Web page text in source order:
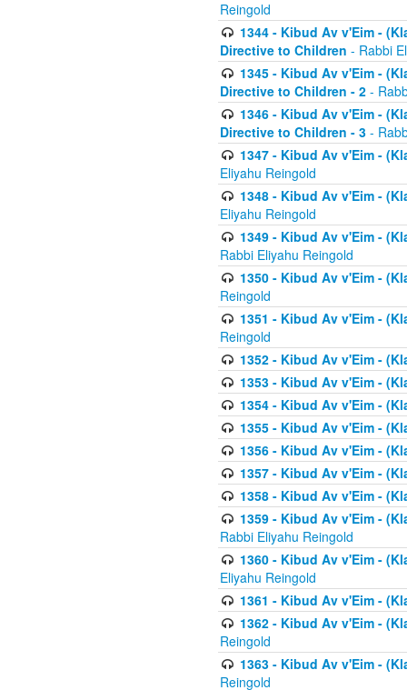
Reingold
1344 - Kibud Av v'Eim -
Directive to Children - Rabbi
1345 - Kibud Av v'Eim -
Directive to Children - 2 -
1346 - Kibud Av v'Eim -
Directive to Children - 3 -
1347 - Kibud Av v'Eim -
Eliyahu Reingold
1348 - Kibud Av v'Eim -
Eliyahu Reingold
1349 - Kibud Av v'Eim -
Rabbi Eliyahu Reingold
1350 - Kibud Av v'Eim -
Reingold
1351 - Kibud Av v'Eim -
Reingold
1352 - Kibud Av v'Eim -
1353 - Kibud Av v'Eim -
1354 - Kibud Av v'Eim -
1355 - Kibud Av v'Eim -
1356 - Kibud Av v'Eim -
1357 - Kibud Av v'Eim -
1358 - Kibud Av v'Eim -
1359 - Kibud Av v'Eim -
Rabbi Eliyahu Reingold
1360 - Kibud Av v'Eim -
Eliyahu Reingold
1361 - Kibud Av v'Eim -
1362 - Kibud Av v'Eim -
Reingold
1363 - Kibud Av v'Eim -
Reingold